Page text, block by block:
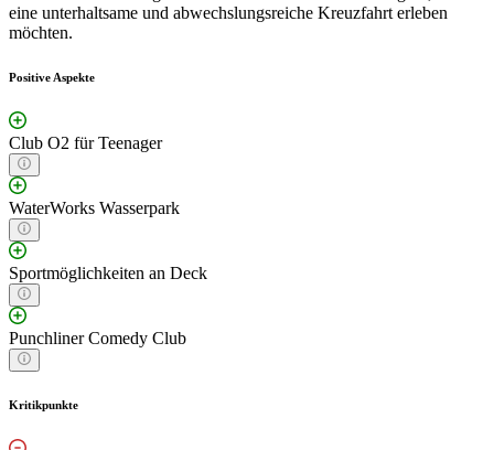
eine unterhaltsame und abwechslungsreiche Kreuzfahrt erleben
möchten.
Positive Aspekte
Club O2 für Teenager
WaterWorks Wasserpark
Sportmöglichkeiten an Deck
Punchliner Comedy Club
Kritikpunkte